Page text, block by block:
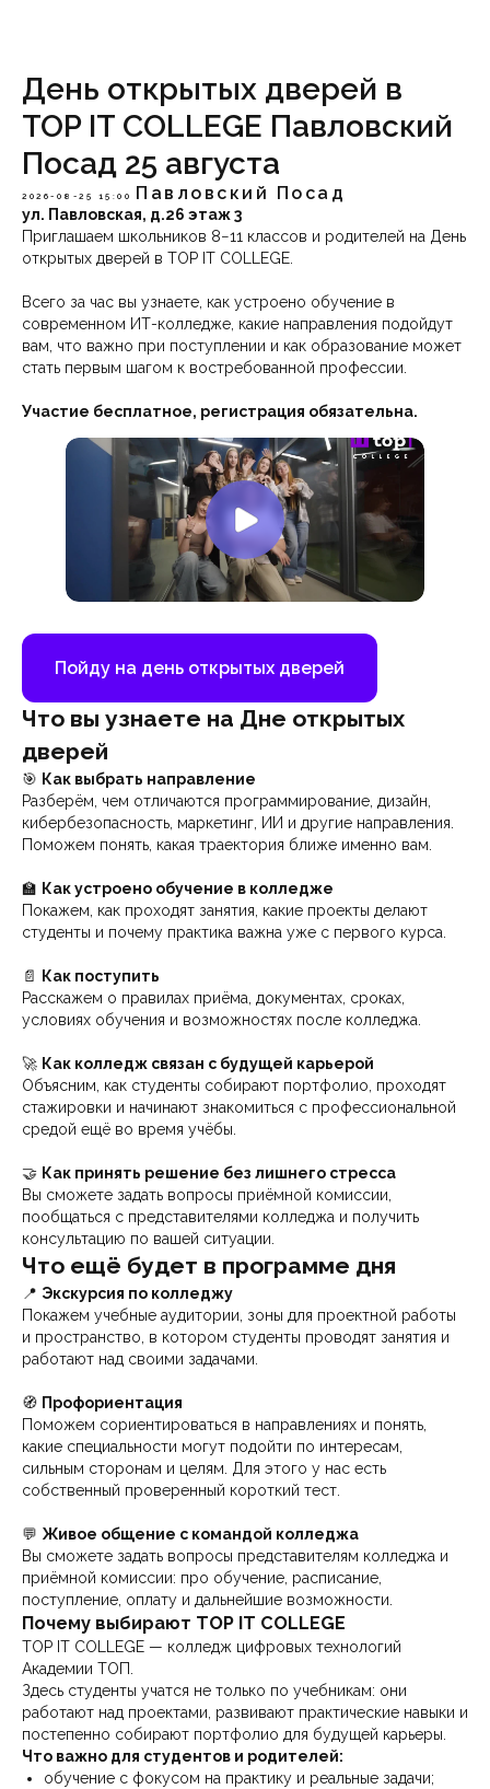
День открытых дверей в
TOP IT COLLEGE Павловский
Посад 25 августа
2026-08-25 15:00 Павловский Посад
ул. Павловская, д.26 этаж 3
Приглашаем школьников 8−11 классов и родителей на День
открытых дверей в TOP IT COLLEGE.
Всего за час вы узнаете, как устроено обучение в
современном ИТ-колледже, какие направления подойдут
вам, что важно при поступлении и как образование может
стать первым шагом к востребованной профессии.
Участие бесплатное, регистрация обязательна.
Пойду на день открытых дверей
Что вы узнаете на Дне открытых
дверей
🎯 Как выбрать направление
Разберём, чем отличаются программирование, дизайн,
кибербезопасность, маркетинг, ИИ и другие направления.
Поможем понять, какая траектория ближе именно вам.
🏫 Как устроено обучение в колледже
Покажем, как проходят занятия, какие проекты делают
студенты и почему практика важна уже с первого курса.
📄
Как поступить
Расскажем о правилах приёма, документах, сроках,
условиях обучения и возможностях после колледжа.
🚀 Как колледж связан с будущей карьерой
Объясним, как студенты собирают портфолио, проходят
стажировки и начинают знакомиться с профессиональной
средой ещё во время учёбы.
🤝 Как принять решение без лишнего стресса
Вы сможете задать вопросы приёмной комиссии,
пообщаться с представителями колледжа и получить
консультацию по вашей ситуации.
Что ещё будет в программе дня
📍 Экскурсия по колледжу
Покажем учебные аудитории, зоны для проектной работы
и пространство, в котором студенты проводят занятия и
работают над своими задачами.
🧭 Профориентация
Поможем сориентироваться в направлениях и понять,
какие специальности могут подойти по интересам,
сильным сторонам и целям. Для этого у нас есть
собственный проверенный короткий тест.
💬 Живое общение с командой колледжа
Вы сможете задать вопросы представителям колледжа и
приёмной комиссии: про обучение, расписание,
поступление, оплату и дальнейшие возможности.
Почему выбирают TOP IT COLLEGE
TOP IT COLLEGE — колледж цифровых технологий
Академии ТОП.
Здесь студенты учатся не только по учебникам: они
работают над проектами, развивают практические навыки и
постепенно собирают портфолио для будущей карьеры.
Что важно для студентов и родителей:
обучение с фокусом на практику и реальные задачи;